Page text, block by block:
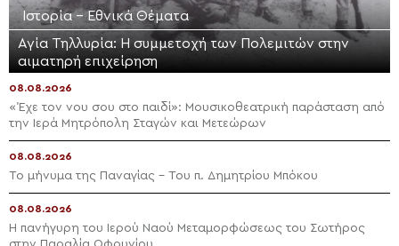
Ιστορία - Εθνικά Θέματα
Αγία Τηλλυρία: Η συμμετοχή των Πολεμιτών στην
αιματηρή επιχείρηση
08.08.2026
«Έχε τον νου σου στο παιδί»: Μουσικοθεατρική παράσταση από
την Ιερά Μητρόπολη Σταγών και Μετεώρων
08.08.2026
Το μήνυμα της Παναγίας – Του π. Δημητρίου Μπόκου
08.08.2026
Η πανήγυρη του Ιερού Ναού Μεταμορφώσεως του Σωτήρος